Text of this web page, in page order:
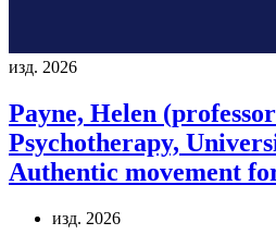
изд. 2026
Payne, Helen
Psychotherapy,
Authentic movement
изд. 2026